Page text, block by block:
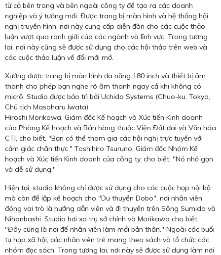
từ cả bên trong và bên ngoài công ty để tạo ra các doanh
nghiệp và ý tưởng mới. Được trang bị màn hình và hệ thống hội
nghị truyền hình, nơi này cung cấp diễn đàn cho các cuộc thảo
luận vượt qua ranh giới của các ngành và lĩnh vực. Trong tương
lai, nơi này cũng sẽ được sử dụng cho các hội thảo trên web và
các cuộc thảo luận về đổi mới mở.
Xưởng được trang bị màn hình đa năng 180 inch và thiết bị âm
thanh cho phép bạn nghe rõ âm thanh ngay cả khi không có
micrô. Studio được bảo trì bởi Uchida Systems (Chuo-ku, Tokyo,
Chủ tịch Masaharu Iwata).
Hiroshi Morikawa, Giám đốc Kế hoạch và Xúc tiến Kinh doanh
của Phòng Kế hoạch và Bán hàng thuộc Viện Đất đai và Văn hóa
CTI, cho biết, "Bạn có thể tham gia các hội nghị trực tuyến với
cảm giác chân thực." Toshihiro Tsuruno, Giám đốc Nhóm Kế
hoạch và Xúc tiến Kinh doanh của công ty, cho biết, "Nó nhỏ gọn
và dễ sử dụng."
Hiện tại, studio không chỉ được sử dụng cho các cuộc họp nội bộ
mà còn để lập kế hoạch cho "Du thuyền Dobo", nơi nhân viên
đóng vai trò là hướng dẫn viên và đi thuyền trên Sông Sumida và
Nihonbashi. Studio hơi xa trụ sở chính và Morikawa cho biết,
"Đây cũng là nơi để nhân viên làm mới bản thân." Ngoài các buổi
tụ họp xã hội, các nhân viên trẻ mang theo sách và tổ chức các
nhóm đọc sách. Trong tương lai, nơi này sẽ được sử dụng làm nơi